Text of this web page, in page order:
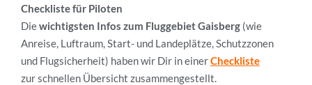
Checkliste für Piloten
Diewichtigsten Infos zum FluggebietGaisberg (wie
Anreise, Luftraum, Start- und Landeplätze, Schutzzonen
und Flugsicherheit) haben wir Dir in einerCheckliste
zur schnellen Übersicht zusammengestellt.